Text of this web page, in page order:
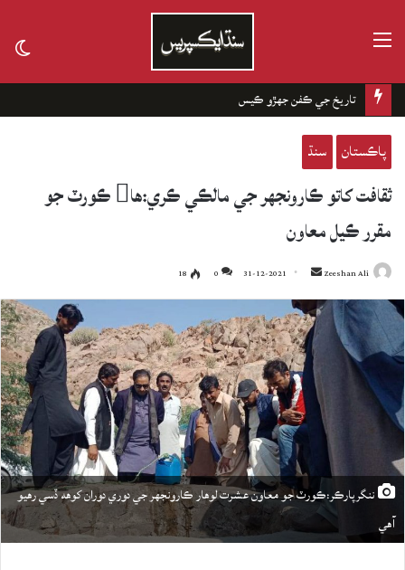
تاريخ جي ڪفن جھڙو ڪيس
پاڪستان سنڌ
ثقافت کاتو ڪارونجهر جي مالڪي ڪري:ها ڪورٽ جو
مقرر ڪيل معاون
Zeeshan Ali
Send
an
email
31-12-2021
0
18
ننگرپارڪر:ڪورٽ جو معاون عشرت لوهار ڪارونجهر جي دوري دوران کوهه ڏسي رهيو
آهي